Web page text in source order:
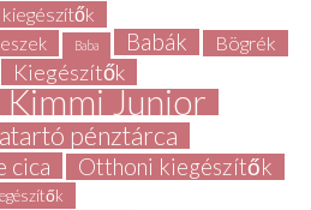
Baba Babák Bögrék
Kiegészítők
Kimmi Junior
pénztárca
cica Otthoni kiegészítők